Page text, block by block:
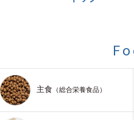
主食 （総合栄養食品）